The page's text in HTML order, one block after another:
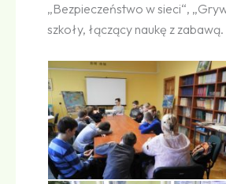
„Bezpieczeństwo w sieci“,
szkoły, łączący naukę z zabawą.